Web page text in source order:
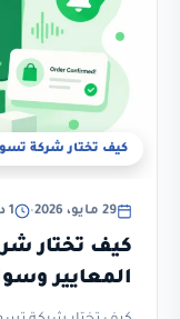
كيف تختار شركة
29 مايو، 2026 • 1 دقائق قراءة
كيف تختار
المعايير